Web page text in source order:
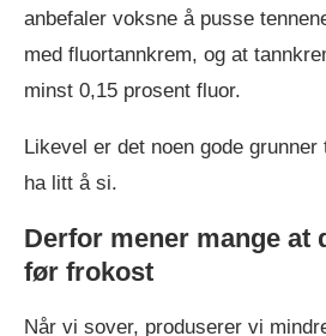
anbefaler voksne å pusse
med fluortannkrem, og at
minst 0,15 prosent fluor.
Likevel er det noen gode
ha litt å si.
Derfor mener mange at
før frokost
Når vi sover, produserer vi